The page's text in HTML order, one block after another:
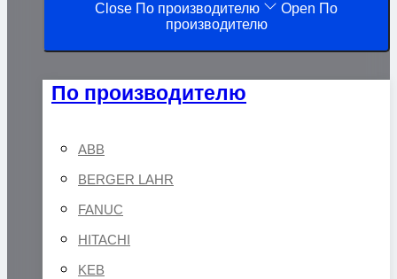
Close По производителю
Open По
производителю
По производителю
ABB
BERGER LAHR
FANUC
HITACHI
KEB